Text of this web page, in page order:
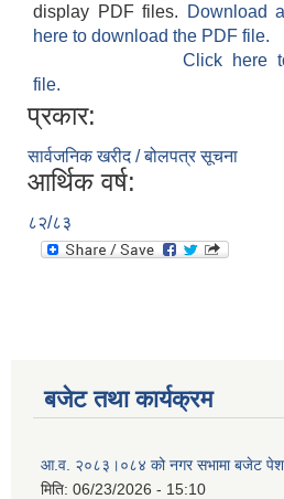
display PDF files.
Download
here to download the PDF file.
Click here
file.
प्रकार:
सार्वजनिक खरीद / बोलपत्र सूचना
आर्थिक वर्ष:
८२/८३
बजेट तथा कार्यक्रम
आ.व. २०८३।०८४ को नगर सभामा बजेट पेश
मिति: 06/23/2026 - 15:10